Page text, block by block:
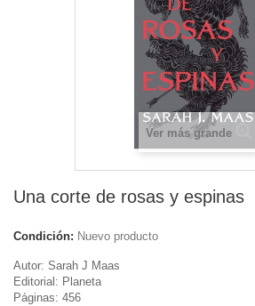
Ver más grande
Una corte de rosas y espinas
Condición: Nuevo producto
Autor: Sarah J Maas
Editorial: Planeta
Páginas: 456